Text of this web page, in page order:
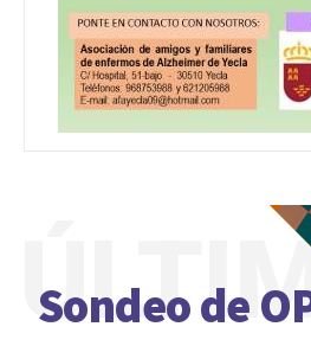
Sondeo de